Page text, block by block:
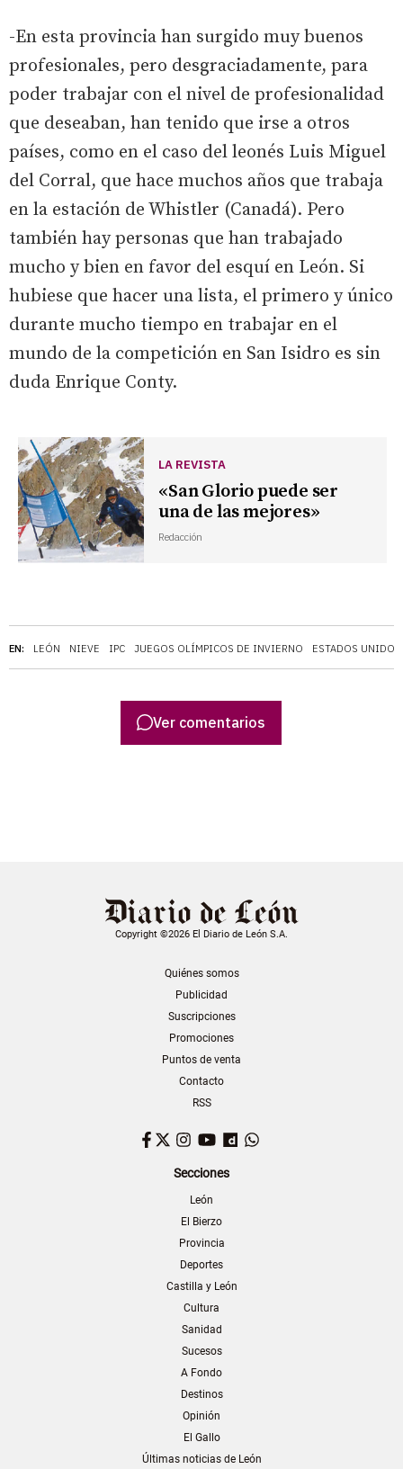
EN: LEÓN NIEVE IPC JUEGOS OLÍMPICOS DE INVIERNO ESTADOS UNIDOS
-En esta provincia han surgido muy buenos
profesionales, pero desgraciadamente, para
poder trabajar con el nivel de profesionalidad
que deseaban, han tenido que irse a otros
países, como en el caso del leonés Luis Miguel
del Corral, que hace muchos años que trabaja
en la estación de Whistler (Canadá). Pero
también hay personas que han trabajado
mucho y bien en favor del esquí en León. Si
hubiese que hacer una lista, el primero y único
durante mucho tiempo en trabajar en el
mundo de la competición en San Isidro es sin
duda Enrique Conty.
LA REVISTA
«San Glorio puede ser
una de las mejores»
Redacción
Ver comentarios
Copyright ©2026 El Diario de León S.A.
Quiénes somos
Publicidad
Suscripciones
Promociones
Puntos de venta
Contacto
RSS
Facebook
TwitterInstagram
YouTubeDailymotion
Secciones
León
El Bierzo
Provincia
Deportes
Castilla y León
Cultura
Sanidad
Sucesos
A Fondo
Destinos
Opinión
El Gallo
Últimas noticias de León